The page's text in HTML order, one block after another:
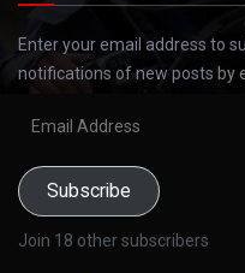
Enter your email address to
notifications of new posts by
Subscribe
Join 18 other subscribers